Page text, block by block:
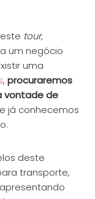
tour,
um negócio
uma
, procuraremos
vontade de
já conhecemos
deste
transporte,